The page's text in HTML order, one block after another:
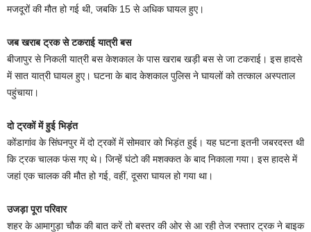
मजदूरों की मौत हो गई थी, जबकि 15 से अधिक घायल हुए।
जब खराब ट्रक से टकराई यात्री बस
बीजापुर से निकली यात्री बस केशकाल के पास खराब खड़ी बस से जा टकराई। इस हादसे
में सात यात्री घायल हुए। घटना के बाद केशकाल पुलिस ने घायलों को तत्काल अस्पताल
पहुंचाया।
दो ट्रकों में हुई भिड़ंत
कोंडागांव के सिंघनपुर में दो ट्रकों में सोमवार को भिड़ंत हुई। यह घटना इतनी जबरदस्त थी
कि ट्रक चालक फंस गए थे। जिन्हें घंटो की मशक्कत के बाद निकाला गया। इस हादसे में
जहां एक चालक की मौत हो गई, वहीं, दूसरा घायल हो गया था।
उजड़ा पूरा परिवार
शहर के आमागुड़ा चौक की बात करें तो बस्तर की ओर से आ रही तेज रफ्तार ट्रक ने बाइक